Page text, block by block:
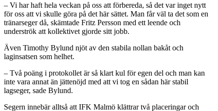
– Vi har haft hela veckan på oss att förbereda, så det var inget nytt
för oss att vi skulle göra på det här sättet. Man får väl ta det som en
tränarseger då, skämtade Fritz Persson med ett leende och
underströk att kollektivet gjorde sitt jobb.
Även Timothy Bylund njöt av den stabila nollan bakåt och
laginsatsen som helhet.
– Två poäng i protokollet är så klart kul för egen del och man kan
inte vara annat än jättenöjd med att vi tog en sådan här stabil
lagseger, sade Bylund.
Segern innebär alltså att IFK Malmö klättrar två placeringar och